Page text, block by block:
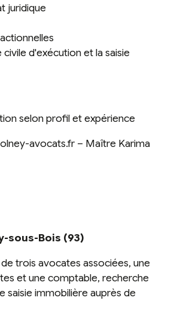
juridique
d'exécution et la saisie
selon profil et expérience
avocats.fr – Maître Karima
sous-Bois (93)
trois avocates associées, une
et une comptable, recherche
saisie immobilière auprès de